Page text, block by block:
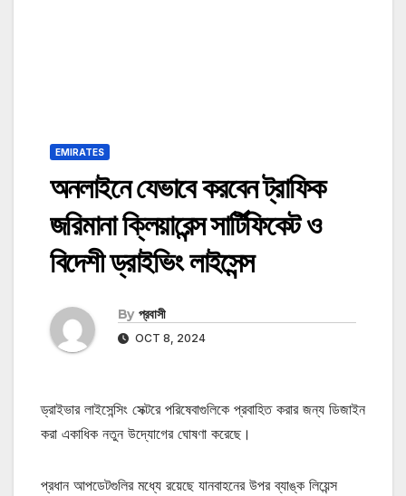
EMIRATES
অনলাইনে যেভাবে করবেন ট্রাফিক
জরিমানা ক্লিয়ারেন্স সার্টিফিকেট ও
বিদেশী ড্রাইভিং লাইসেন্স
By প্রবাসী
OCT 8, 2024
ড্রাইভার লাইসেন্সিং সেক্টরে পরিষেবাগুলিকে প্রবাহিত করার জন্য ডিজাইন
করা একাধিক নতুন উদ্যোগের ঘোষণা করেছে।
প্রধান আপডেটগুলির মধ্যে রয়েছে যানবাহনের উপর ব্যাঙ্ক লিয়েন্স